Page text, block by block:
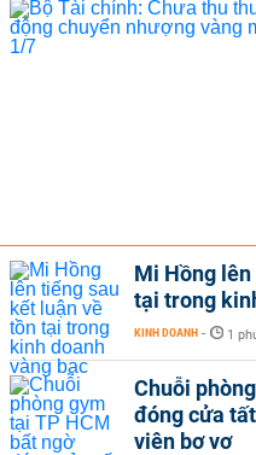
Mi Hồng
tại trong
KINH DOANH - 1
Chuỗi
đóng cửa
viên bơ vơ